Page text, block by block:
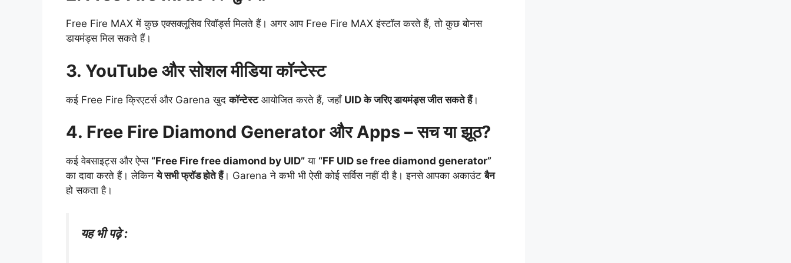
Free Fire MAX में कुछ एक्सक्लूसिव रिवॉर्ड्स मिलते हैं। अगर आप Free Fire MAX इंस्टॉल करते हैं, तो कुछ बोनस
डायमंड्स मिल सकते हैं।
3. YouTube और सोशल मीडिया कॉन्टेस्ट
कई Free Fire क्रिएटर्स और Garena खुदकॉन्टेस्टआयोजित करते हैं, जहाँ UID के जरिए डायमंड्स जीत सकते हैं।
4. Free Fire Diamond Generator और Apps – सच या झूठ?
कई वेबसाइट्स और ऐप्स “Free Fire free diamond by UID” या “FF UID se free diamond generator”
का दावा करते हैं। लेकिनये सभी फ्रॉड होते हैं। Garena ने कभी भी ऐसी कोई सर्विस नहीं दी है। इनसे आपका अकाउंटबैन
हो सकता है।
यह भी पढ़े :